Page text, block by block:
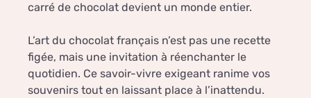
carré de chocolat devient un monde entier.
L’art du chocolat français n’est pas une recette
figée, mais une invitation à réenchanter le
quotidien. Ce savoir-vivre exigeant ranime vos
souvenirs tout en laissant place à l’inattendu.